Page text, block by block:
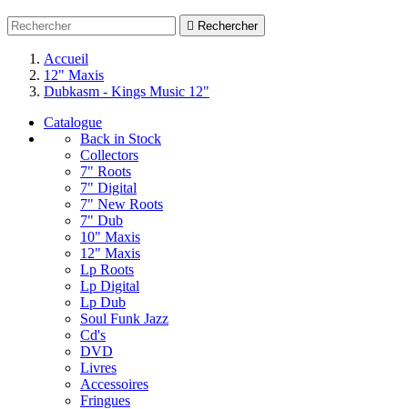
 Rechercher
Accueil
12" Maxis
Dubkasm - Kings Music 12"
Catalogue
Back in Stock
Collectors
7" Roots
7" Digital
7" New Roots
7" Dub
10" Maxis
12" Maxis
Lp Roots
Lp Digital
Lp Dub
Soul Funk Jazz
Cd's
DVD
Livres
Accessoires
Fringues